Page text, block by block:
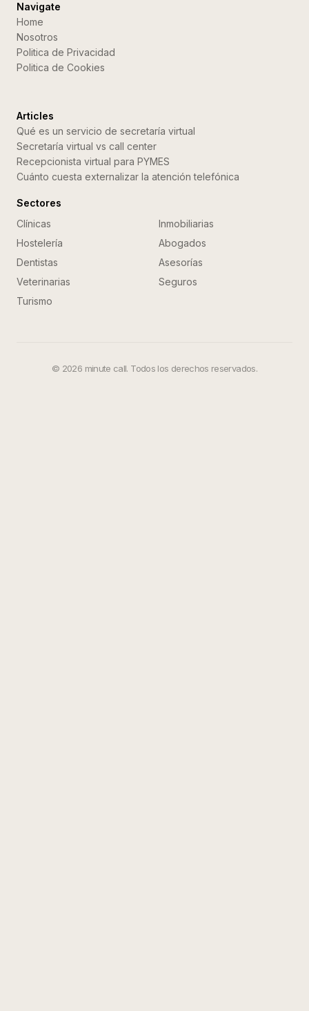
Navigate
Home
Nosotros
Politica de Privacidad
Politica de Cookies
Articles
Qué es un servicio de secretaría virtual
Secretaría virtual vs call center
Recepcionista virtual para PYMES
Cuánto cuesta externalizar la atención telefónica
Sectores
Clínicas
Inmobiliarias
Hostelería
Abogados
Dentistas
Asesorías
Veterinarias
Seguros
Turismo
© 2026 minute call. Todos los derechos reservados.